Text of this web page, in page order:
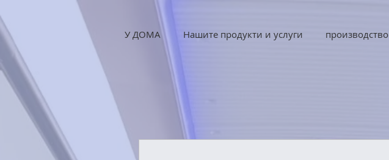
У ДОМА Нашите продукти и услуги производство